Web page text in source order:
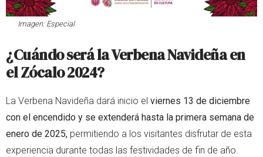
Imagen: Especial
¿Cuándo será la Verbena Navideña en
el Zócalo 2024?
La Verbena Navideña dará inicio el viernes 13 de diciembre
con el encendido y se extenderá hasta la primera semana de
enero de 2025, permitiendo a los visitantes disfrutar de esta
experiencia durante todas las festividades de fin de año.